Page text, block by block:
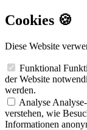
Cookies 🍪
Diese Website
Funktional
der Website
werden.
Analyse
verstehen, wie
Informationen